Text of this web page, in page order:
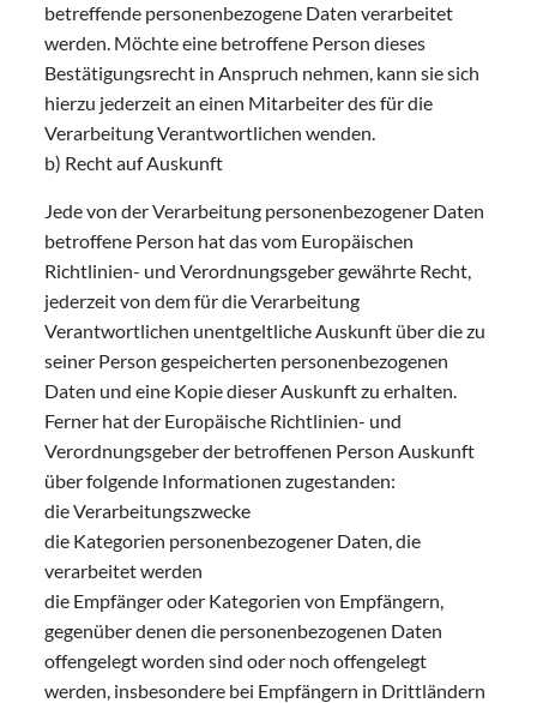
betreffende personenbezogene Daten verarbeitet
werden. Möchte eine betroffene Person dieses
Bestätigungsrecht in Anspruch nehmen, kann sie sich
hierzu jederzeit an einen Mitarbeiter des für die
Verarbeitung Verantwortlichen wenden.
b) Recht auf Auskunft
Jede von der Verarbeitung personenbezogener Daten
betroffene Person hat das vom Europäischen
Richtlinien- und Verordnungsgeber gewährte Recht,
jederzeit von dem für die Verarbeitung
Verantwortlichen unentgeltliche Auskunft über die zu
seiner Person gespeicherten personenbezogenen
Daten und eine Kopie dieser Auskunft zu erhalten.
Ferner hat der Europäische Richtlinien- und
Verordnungsgeber der betroffenen Person Auskunft
über folgende Informationen zugestanden:
die Verarbeitungszwecke
die Kategorien personenbezogener Daten, die
verarbeitet werden
die Empfänger oder Kategorien von Empfängern,
gegenüber denen die personenbezogenen Daten
offengelegt worden sind oder noch offengelegt
werden, insbesondere bei Empfängern in Drittländern